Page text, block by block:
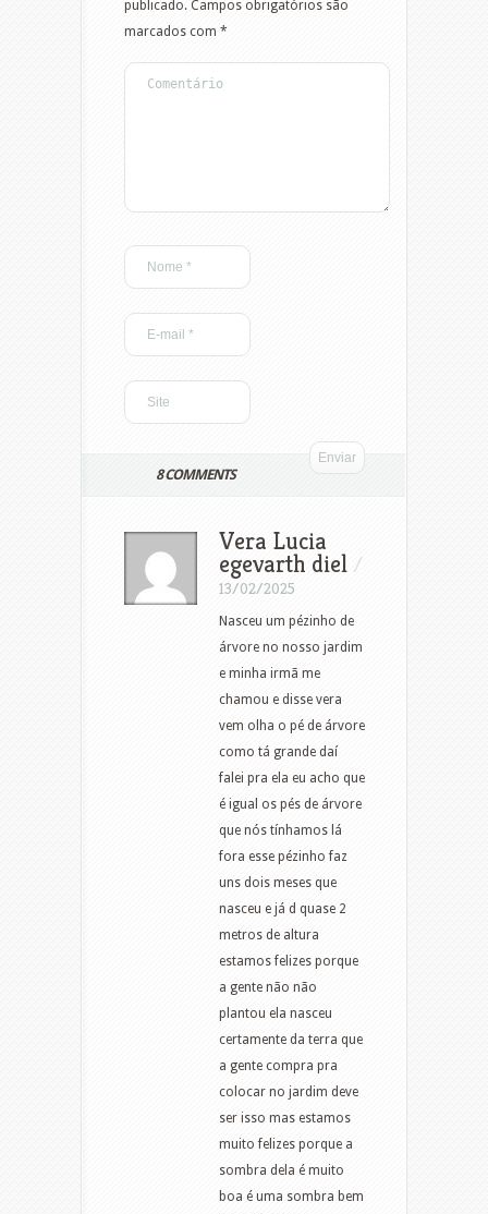
publicado. Campos obrigatórios são
marcados com *
8 COMMENTS
Vera Lucia
egevarth diel /
13/02/2025
Nasceu um pézinho de
árvore no nosso jardim
e minha irmã me
chamou e disse vera
vem olha o pé de árvore
como tá grande daí
falei pra ela eu acho que
é igual os pés de árvore
que nós tínhamos lá
fora esse pézinho faz
uns dois meses que
nasceu e já d quase 2
metros de altura
estamos felizes porque
a gente não não
plantou ela nasceu
certamente da terra que
a gente compra pra
colocar no jardim deve
ser isso mas estamos
muito felizes porque a
sombra dela é muito
boa é uma sombra bem